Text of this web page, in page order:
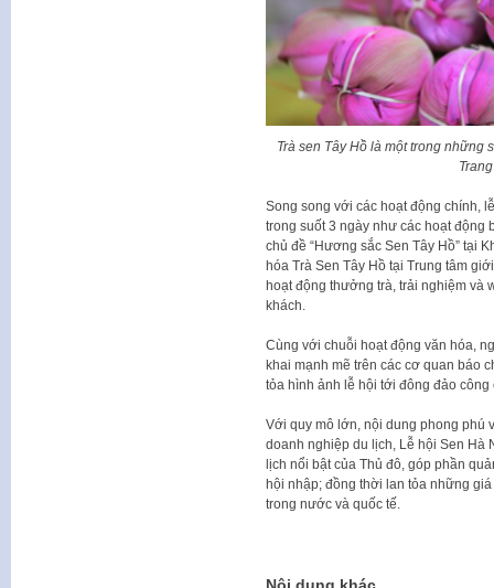
Trà sen Tây Hồ là một trong những
Song song với các hoạt động chính,
trong suốt 3 ngày như các hoạt động
chủ đề “Hương sắc Sen Tây Hồ” tại
hóa Trà Sen Tây Hồ tại Trung tâm
hoạt động thưởng trà, trải nghiệm và
khách.
Cùng với chuỗi hoạt động văn hóa,
khai mạnh mẽ trên các cơ quan báo
tỏa hình ảnh lễ hội tới đông đảo
Với quy mô lớn, nội dung phong phú
doanh nghiệp du lịch, Lễ hội Sen Hà
lịch nổi bật của Thủ đô, góp phần
hội nhập; đồng thời lan tỏa những
trong nước và quốc tế.
Nội dung khác